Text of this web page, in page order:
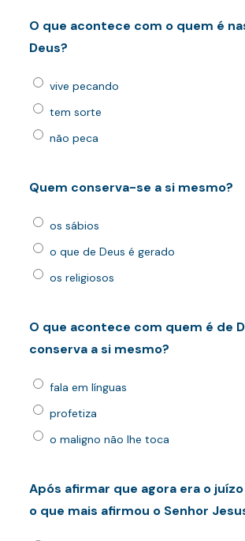
O que acontece com o quem é
Deus?
vive pecando
tem sorte
não peca
Quem conserva-se a si mesmo?
os sábios
o que de Deus é gerado
os religiosos
O que acontece com quem é de
conserva a si mesmo?
fala em línguas
profetiza
o maligno não lhe toca
Após afirmar que agora era o
o que mais afirmou o Senhor